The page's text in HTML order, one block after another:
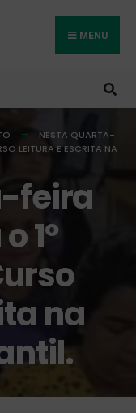
MENU
NESTA QUARTA-
LEITURA E ESCRITA NA
feira
1º
na